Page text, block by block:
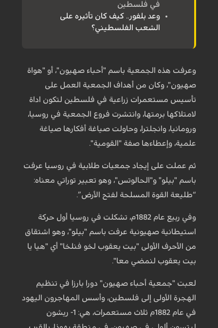
في فلسطين
وعد بلفور.. كيف كان تأثيره على
الشعب الفلسطيني؟
وعرفت هذه الجمعية باسم "أحباء صهيون"، أو "هواة
صهيون"، وكان من أهداف الجمعية العمل على
تأسيس مستعمرات زراعية في فلسطين لتكون اداة
لامتلاكها برمتها، وانتشرت فروع الجمعية في روسيا،
ورومانيا، وانجلترا، وحاولت صياغة أفكارها صياغة
علمية، وإعطاءها صفة "القومية".
ثم عملت على إيجاد جمعيات طلابية في روسيا عرفت
باسم "بيلو" و"الحالوتس"، وهو تعبير توراتي معناه:
“طليعة القوة المسلحة لفتح الأرض”.
وفي ربيع عام 1882م، تشكلت في روسيا أول حركة
استيطانية صهيونية عرفت باسم "بيلو"، وهو اشتقاق
من الأحرف الأولى "بيت يعقوب لخو فنلخا" أي "هيا يا
بيت يعقوب لنمضي معا".
لعبت "جمعية أحباء صهيون" دورا بارزا في تنظيم
الهجرة الأولى إلى فلسطين، وأسس المهاجرون اليهود
في عام 1882م ثلاث مستعمرات، هي: 1- ريشون